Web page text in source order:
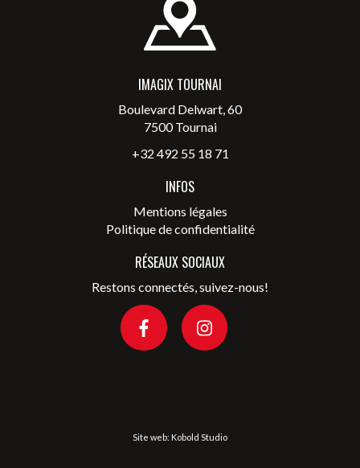
IMAGIX TOURNAI
Boulevard Delwart, 60
7500 Tournai
+32 492 55 18 71
INFOS
Mentions légales
Politique de confidentialité
RÉSEAUX SOCIAUX
Restons connectés, suivez-nous!
Site web: Kobold Studio